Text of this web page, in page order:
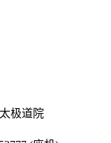
极道院